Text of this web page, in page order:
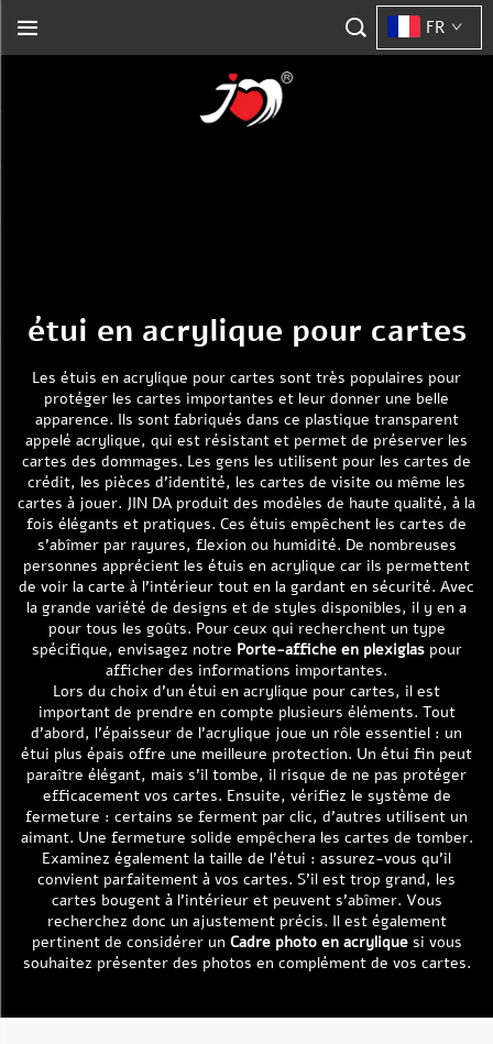
FR
étui en acrylique pour cartes
Les étuis en acrylique pour cartes sont très populaires pour
protéger les cartes importantes et leur donner une belle
apparence. Ils sont fabriqués dans ce plastique transparent
appelé acrylique, qui est résistant et permet de préserver les
cartes des dommages. Les gens les utilisent pour les cartes de
crédit, les pièces d’identité, les cartes de visite ou même les
cartes à jouer. JIN DA produit des modèles de haute qualité, à la
fois élégants et pratiques. Ces étuis empêchent les cartes de
s’abîmer par rayures, flexion ou humidité. De nombreuses
personnes apprécient les étuis en acrylique car ils permettent
de voir la carte à l’intérieur tout en la gardant en sécurité. Avec
la grande variété de designs et de styles disponibles, il y en a
pour tous les goûts. Pour ceux qui recherchent un type
spécifique, envisagez notre Porte-affiche en plexiglas pour
afficher des informations importantes.
Lors du choix d’un étui en acrylique pour cartes, il est
important de prendre en compte plusieurs éléments. Tout
d’abord, l’épaisseur de l’acrylique joue un rôle essentiel : un
étui plus épais offre une meilleure protection. Un étui fin peut
paraître élégant, mais s’il tombe, il risque de ne pas protéger
efficacement vos cartes. Ensuite, vérifiez le système de
fermeture : certains se ferment par clic, d’autres utilisent un
aimant. Une fermeture solide empêchera les cartes de tomber.
Examinez également la taille de l’étui : assurez-vous qu’il
convient parfaitement à vos cartes. S’il est trop grand, les
cartes bougent à l’intérieur et peuvent s’abîmer. Vous
recherchez donc un ajustement précis. Il est également
pertinent de considérer un Cadre photo en acrylique si vous
souhaitez présenter des photos en complément de vos cartes.